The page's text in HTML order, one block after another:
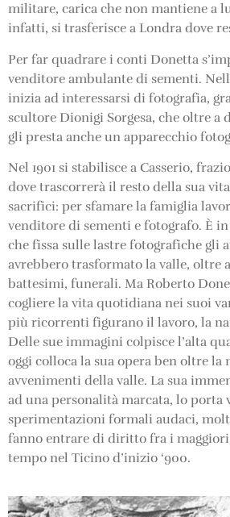
militare, carica che non mantiene a
infatti, si trasferisce a Londra dove
Per far quadrare i conti Donetta
venditore ambulante di sementi.
inizia ad interessarsi di fotografia,
scultore Dionigi Sorgesa, che oltre a
gli presta anche un apparecchio
Nel 1901 si stabilisce a Casserio,
dove trascorrerà il resto della sua
sacrifici: per sfamare la famiglia
venditore di sementi e fotografo. È
che fissa sulle lastre fotografiche gli
avrebbero trasformato la valle, oltre
battesimi, funerali. Ma Roberto
cogliere la vita quotidiana nei suoi
più ricorrenti figurano il lavoro, la
Delle sue immagini colpisce l’alta
oggi colloca la sua opera ben oltre la
avvenimenti della valle. La sua
ad una personalità marcata, lo porta
sperimentazioni formali audaci,
fanno entrare di diritto fra i
tempo nel Ticino d’inizio ‘900.